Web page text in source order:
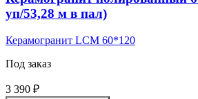
уп/53,28 м в пал)
Керамогранит LCM 60*120
Под заказ
3 390 ₽